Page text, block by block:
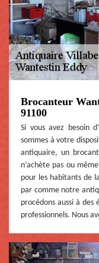
Brocanteur
91100
Si vous avez besoin
sommes à votre
antiquaire, un
n’achète pas ou
pour les habitants de
par comme notre
procédons aussi à des
professionnels. Nous